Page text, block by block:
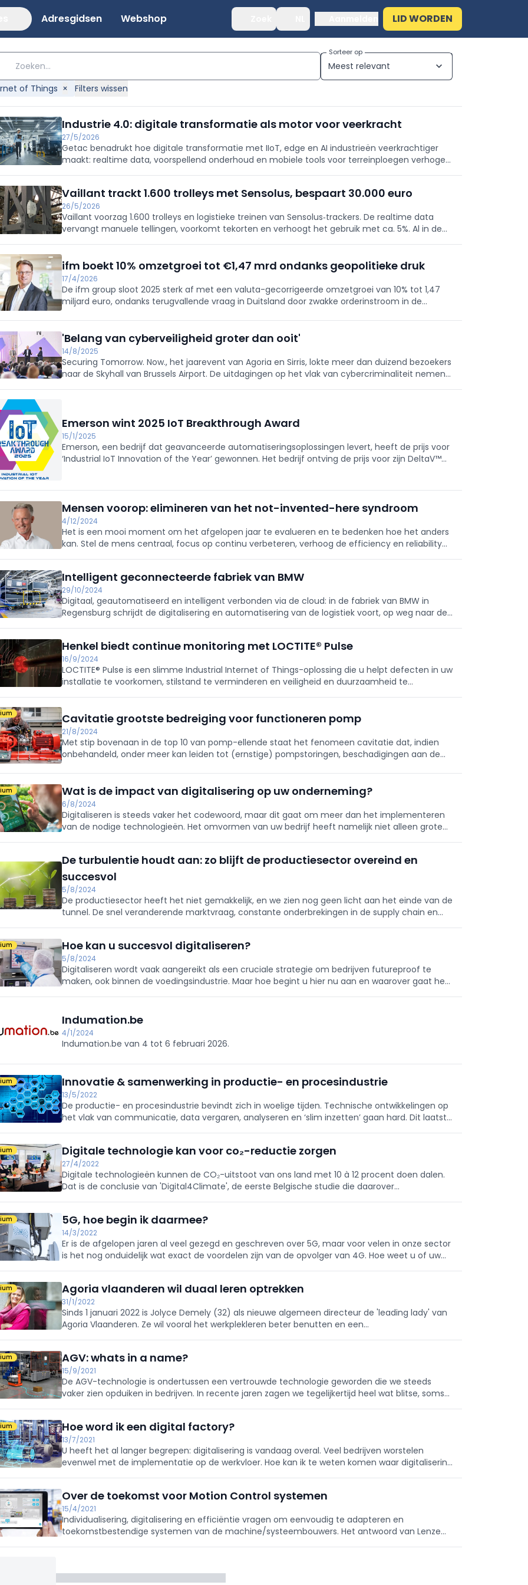
Adresgidsen Webshop LID WORDEN
Meest relevant expand_more
Sorteer op
of Things × Filters wissen
Industrie 4.0: digitale transformatie als motor voor veerkracht
27/5/2026
Getac benadrukt hoe digitale transformatie met IIoT, edge en AI industrieën veerkrachtiger
maakt: realtime data, voorspellend onderhoud en mobiele tools voor terreinploegen verhogen
Vaillant trackt 1.600 trolleys met Sensolus, bespaart 30.000 euro
26/5/2026
Vaillant voorzag 1.600 trolleys en logistieke treinen van Sensolus‑trackers. De realtime data
vervangt manuele tellingen, voorkomt tekorten en verhoogt het gebruik met ca. 5%. Al in de
ifm boekt 10% omzetgroei tot €1,47 mrd ondanks geopolitieke druk
17/4/2026
De ifm group sloot 2025 sterk af met een valuta-gecorrigeerde omzetgroei van 10% tot 1,47
miljard euro, ondanks terugvallende vraag in Duitsland door zwakke orderinstroom in de
personeelsbestand nam toe tot circa 9.120 medewerkers (waarvan ruim 5.260 in Duitsland en
zo’n 1.500 in R&D). In 2025 werd de naam gewijzigd naar ifm group se, trad KKR toe als
minderheidsaandeelhouder, en startte de bouw van een duurzame fabriek in Suzhou (DGNB
Gold), met productie gepland in Q1 2027; ook voor 2026 verwacht ifm opnieuw groei.
'Belang van cyberveiligheid groter dan ooit'
14/8/2025
Securing Tomorrow. Now., het jaarevent van Agoria en Sirris, lokte meer dan duizend bezoekers
naar de Skyhall van Brussels Airport. De uitdagingen op het vlak van cybercriminaliteit nemen
Emerson wint 2025 IoT Breakthrough Award
15/1/2025
Emerson, een bedrijf dat geavanceerde automatiseringsoplossingen levert, heeft de prijs voor
‘Industrial IoT Innovation of the Year’ gewonnen. Het bedrijf ontving de prijs voor zijn DeltaV™
Mensen voorop: elimineren van het not-invented-here syndroom
4/12/2024
Het is een mooi moment om het afgelopen jaar te evalueren en te bedenken hoe het anders
kan. Stel de mens centraal, focus op continu verbeteren, verhoog de efficiency en reliability
Intelligent geconnecteerde fabriek van BMW
29/10/2024
Digitaal, geautomatiseerd en intelligent verbonden via de cloud: in de fabriek van BMW in
Regensburg schrijdt de digitalisering en automatisering van de logistiek voort, op weg naar de
Henkel biedt continue monitoring met LOCTITE® Pulse
16/9/2024
LOCTITE® Pulse is een slimme Industrial Internet of Things-oplossing die u helpt defecten in uw
installatie te voorkomen, stilstand te verminderen en veiligheid en duurzaamheid te
Cavitatie grootste bedreiging voor functioneren pomp
21/8/2024
Met stip bovenaan in de top 10 van pomp-ellende staat het fenomeen cavitatie dat, indien
onbehandeld, onder meer kan leiden tot (ernstige) pompstoringen, beschadigingen aan de
Wat is de impact van digitalisering op uw onderneming?
6/8/2024
Digitaliseren is steeds vaker het codewoord, maar dit gaat om meer dan het implementeren
van de nodige technologieën. Het omvormen van uw bedrijf heeft namelijk niet alleen grote
De turbulentie houdt aan: zo blijft de productiesector overeind en
succesvol
5/8/2024
De productiesector heeft het niet gemakkelijk, en we zien nog geen licht aan het einde van de
tunnel. De snel veranderende marktvraag, constante onderbrekingen in de supply chain en
Hoe kan u succesvol digitaliseren?
5/8/2024
Digitaliseren wordt vaak aangereikt als een cruciale strategie om bedrijven futureproof te
maken, ook binnen de voedingsindustrie. Maar hoe begint u hier nu aan en waarover gaat het
Indumation.be
4/1/2024
Indumation.be van 4 tot 6 februari 2026.
Innovatie & samenwerking in productie- en procesindustrie
13/5/2022
De productie- en procesindustrie bevindt zich in woelige tijden. Technische ontwikkelingen op
het vlak van communicatie, data vergaren, analyseren en ‘slim inzetten’ gaan hard. Dit laatste
Digitale technologie kan voor co₂-reductie zorgen
27/4/2022
Digitale technologieën kunnen de CO₂-uitstoot van ons land met 10 à 12 procent doen dalen.
Dat is de conclusie van 'Digital4Climate', de eerste Belgische studie die daarover
5G, hoe begin ik daarmee?
14/3/2022
Er is de afgelopen jaren al veel gezegd en geschreven over 5G, maar voor velen in onze sector
is het nog onduidelijk wat exact de voordelen zijn van de opvolger van 4G. Hoe weet u of uw
Agoria vlaanderen wil duaal leren optrekken
31/1/2022
Sinds 1 januari 2022 is Jolyce Demely (32) als nieuwe algemeen directeur de 'leading lady' van
Agoria Vlaanderen. Ze wil vooral het werkplekleren beter benutten en een
AGV: whats in a name?
15/9/2021
De AGV-technologie is ondertussen een vertrouwde technologie geworden die we steeds
vaker zien opduiken in bedrijven. In recente jaren zagen we tegelijkertijd heel wat blitse, soms
Hoe word ik een digital factory?
13/7/2021
U heeft het al langer begrepen: digitalisering is vandaag overal. Veel bedrijven worstelen
evenwel met de implementatie op de werkvloer. Hoe kan ik te weten komen waar digitalisering
Over de toekomst voor Motion Control systemen
15/4/2021
Individualisering, digitalisering en efficiëntie vragen om eenvoudig te adapteren en
toekomstbestendige systemen van de machine/systeembouwers. Het antwoord van Lenze